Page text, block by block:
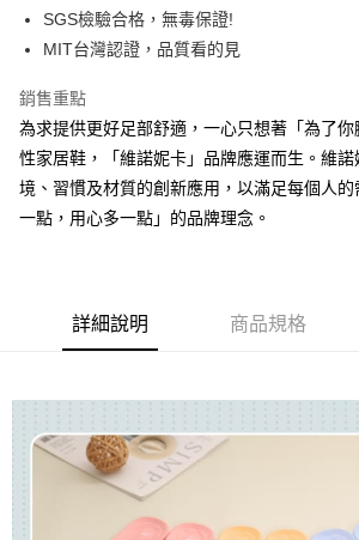
Google Pay
相關說明
【關於「AFTEE先享後付」】
AFTEE先享後付是「在收到商品之後才付款」的支
便利好安心！
１．簡單：不需註冊會員、不需綁卡、不需儲值。
２．便利：只要手機號碼，簡訊認證，即可結帳。
結帳頁面，進行簡訊認證並確認金額後，即可完成結
購買商品的店家。未經商家同意取消之訂單仍視為
後付繳納相關費用。
※ 交易是否成功請以「AFTEE先享後付 」之結帳頁
是否繳費成功／繳費後需取消欲退款等相關疑問，
https://
付款後 全家取貨
每筆NT$80，滿NT$490(含以上)免運費
7-11取貨付款
每筆NT$80，滿NT$490(含以上)免運費
付款後 7-11取貨
每筆NT$80，滿NT$490(含以上)免運費
SGS檢驗合格，無毒保證!
MIT台灣認證，品質看的見
銷售重點
為求提供更好足部舒適，一心只想著「為了
性家居鞋，「維諾妮卡」品牌應運而生。維
境、習慣及材質的創新應用，以滿足每個人
一點，用心多一點」的品牌理念。
詳細說明 商品規格